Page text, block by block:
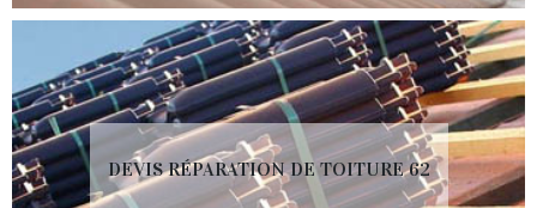
DEVIS RÉPARATION DE TOITURE 62